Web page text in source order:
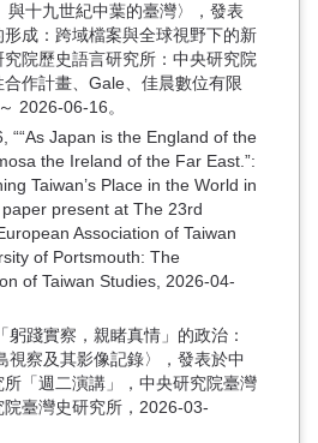
與十九世紀中葉的臺灣〉，發表
成：跨域檔案與全球視野下的新
院歷史語言研究所：中央研究院
作計畫、Gale、佳晨數位有限
2026-06-16。
““As Japan is the England of the
the Ireland of the Far East.”:
Taiwan’s Place in the World in
present at The 23rd
Association of Taiwan
of Portsmouth: The
of Taiwan Studies, 2026-04-
躬踐實察，親睹真情」的政治：
視察及其影像記錄〉，發表於中
「週二演講」，中央研究院臺灣
院臺灣史研究所，2026-03-